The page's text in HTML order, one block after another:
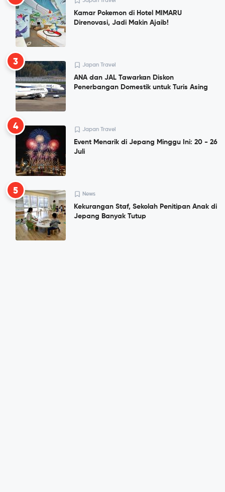
Kamar Pokemon di Hotel MIMARU
Direnovasi, Jadi Makin Ajaib!
3 Japan Travel
ANA dan JAL Tawarkan Diskon
Penerbangan Domestik untuk Turis Asing
4 Japan Travel
Event Menarik di Jepang Minggu Ini: 20 - 26
Juli
5 News
Kekurangan Staf, Sekolah Penitipan Anak di
Jepang Banyak Tutup